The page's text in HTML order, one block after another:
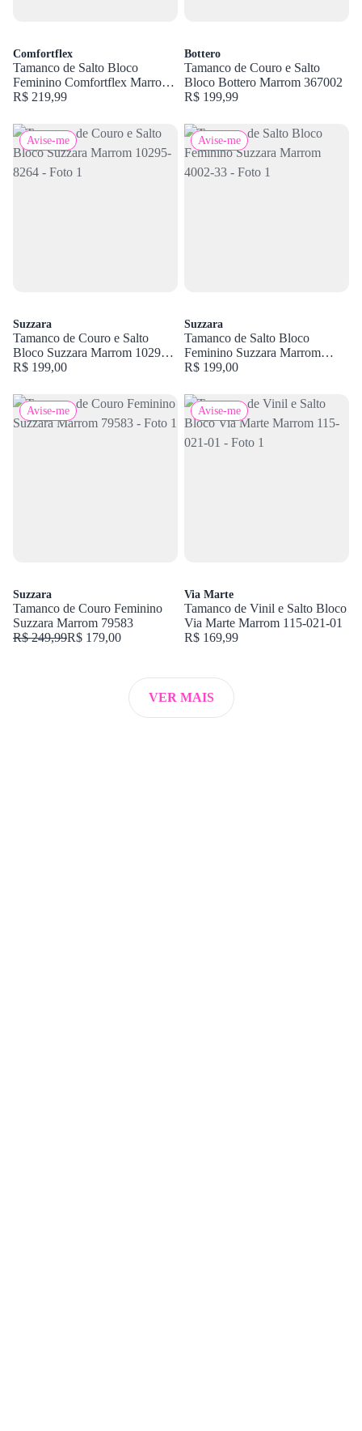
Comfortflex
Tamanco de Salto Bloco
Feminino Comfortflex Marrom
2554401
R$ 219,99
Bottero
Tamanco de Couro e Salto
Bloco Bottero Marrom 367002
R$ 199,99
Avise-me
Suzzara
Tamanco de Couro e Salto
Bloco Suzzara Marrom 10295-
8264
R$ 199,00
Avise-me
Suzzara
Tamanco de Salto Bloco
Feminino Suzzara Marrom
4002-33
R$ 199,00
Avise-me
Suzzara
Tamanco de Couro Feminino
Suzzara Marrom 79583
R$ 249,99R$ 179,00
Avise-me
Via Marte
Tamanco de Vinil e Salto Bloco
Via Marte Marrom 115-021-01
R$ 169,99
VER MAIS